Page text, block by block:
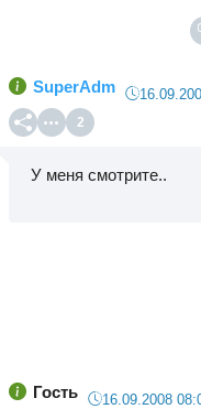
SuperAdm
2
У меня смотрите..
Гость 16.09.2008